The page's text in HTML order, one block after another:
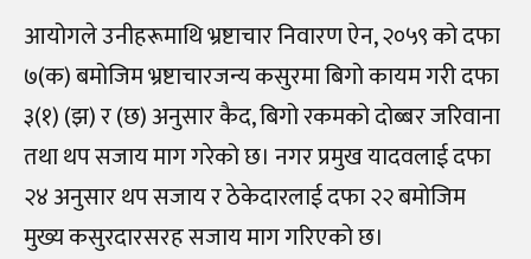
आयोगले उनीहरूमाथि भ्रष्टाचार निवारण ऐन, २०५९ को दफा
७(क) बमोजिम भ्रष्टाचारजन्य कसुरमा बिगो कायम गरी दफा
३(१) (झ) र (छ) अनुसार कैद, बिगो रकमको दोब्बर जरिवाना
तथा थप सजाय माग गरेको छ। नगर प्रमुख यादवलाई दफा
२४ अनुसार थप सजाय र ठेकेदारलाई दफा २२ बमोजिम
मुख्य कसुरदारसरह सजाय माग गरिएको छ।